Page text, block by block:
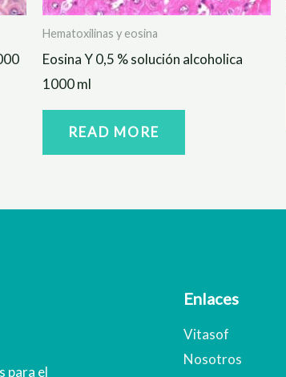
Hematoxilinas y eosina
Eosina Y 0,5 % solución alcoholica
1000 ml
READ MORE
para el
Enlaces
Vitasof
Nosotros